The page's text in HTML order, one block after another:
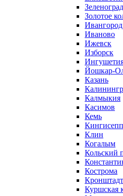
Золотое
Ивангород
Иваново
Ижевск
Изборск
Йошкар-
Казань
Калмыкия
Касимов
Кемь
Кингисепп
Клин
Когалым
Кольский
Кострома
Кронштадт
Куршская